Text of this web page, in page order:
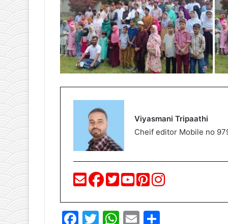
Viyasmani Tripaathi
Cheif editor Mobile no
F
T
W E